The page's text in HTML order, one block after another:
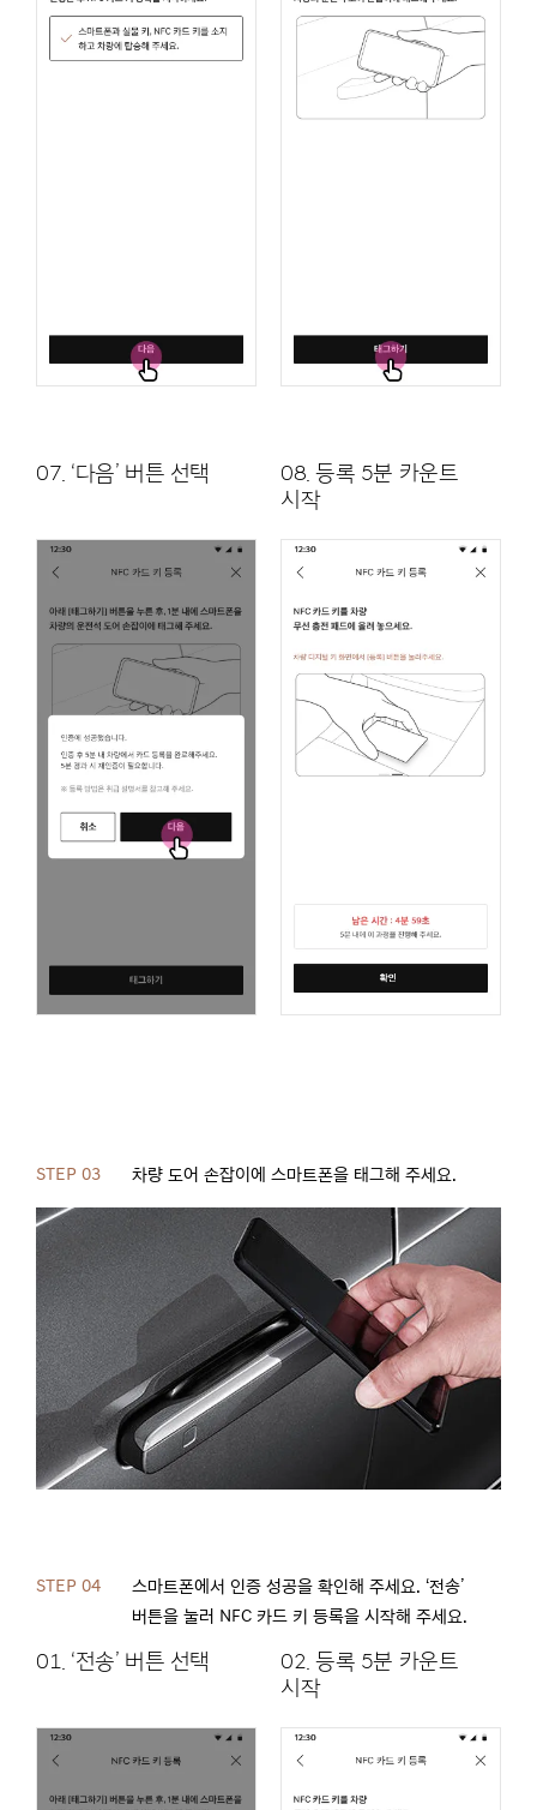
07. ‘다음’ 버튼 선택
08. 등록 5분 카운트
시작
STEP 03 차량 도어 손잡이에 스마트폰을 태그해 주세요.
STEP 04
스마트폰에서 인증 성공을 확인해 주세요. ‘전송’
버튼을 눌러 NFC 카드 키 등록을 시작해 주세요.
01. ‘전송’ 버튼 선택
02. 등록 5분 카운트
시작